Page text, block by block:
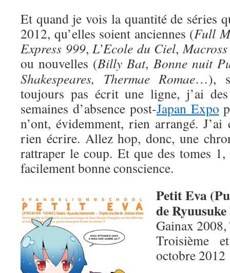
Et quand je vois la quantité de séries
2012, qu’elles soient anciennes (Full
Express 999, L’Ecole du Ciel,
ou nouvelles (Billy Bat, Bonne nuit
Shakespeares, Thermae Romae…),
toujours pas écrit une ligne, j’ai
semaines d’absence post-JapanExpo
n’ont, évidemment, rien arrangé.
rien écrire. Allez hop, donc, une
rattraper le coup. Et que des tomes
facilement bonne conscience.
Petit Eva
de
Gainax
Troisième
octobre 2012